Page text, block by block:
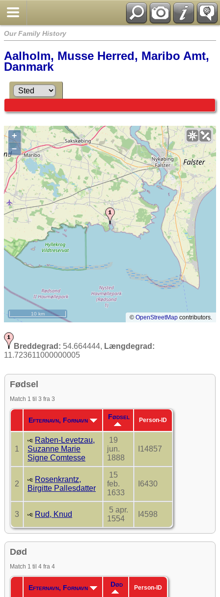
Our Family History
Aalholm, Musse Herred, Maribo Amt,
Danmark
+
–
© OpenStreetMap contributors.
10 km
Breddegrad: 54.664444, Længdegrad:
11.723611000000005
Fødsel
Match 1 til 3 fra 3
Efternavn, Fornavn Fødsel Person-ID
1
Raben-Levetzau,
Suzanne Marie
Signe Comtesse
19
jun.
1888
I14857
2
Rosenkrantz,
Birgitte Pallesdatter
15
feb.
1633
I6430
3 Rud, Knud
5 apr.
1554
I4598
Død
Match 1 til 4 fra 4
Efternavn, Fornavn Død Person-ID